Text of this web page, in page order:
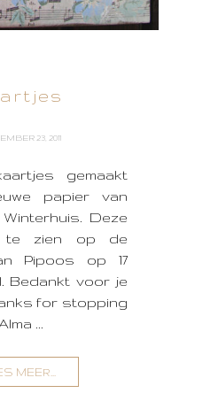
23, 2011
gemaakt
papier van
Winterhuis. Deze
te zien op de
Pipoos op 17
Bedankt voor je
for stopping
...
MEER...